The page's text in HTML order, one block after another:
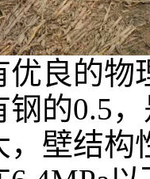
优良的物
钢的0.5
，壁结